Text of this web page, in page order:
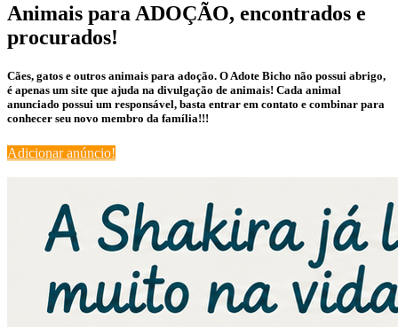
Animais para ADOÇÃO, encontrados e
procurados!
Cães, gatos e outros animais para adoção. O Adote Bicho não possui abrigo,
é apenas um site que ajuda na divulgação de animais! Cada animal
anunciado possui um responsável, basta entrar em contato e combinar para
conhecer seu novo membro da família!!!
Adicionar anúncio!